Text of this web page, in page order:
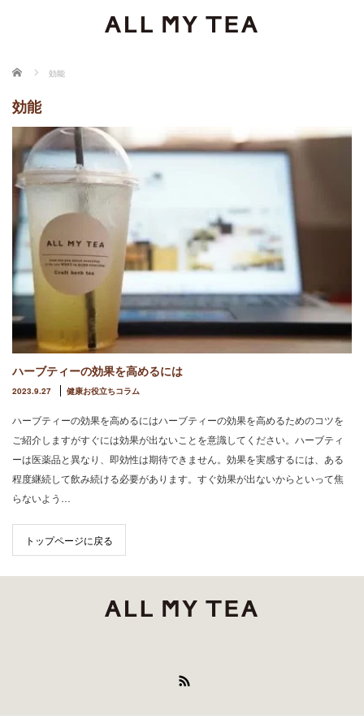
ホーム 効能
効能
ハーブティーの効果を高めるには
2023.9.27 健康お役立ちコラム
ハーブティーの効果を高めるにはハーブティーの効果を高めるためのコツを
ご紹介しますがすぐには効果が出ないことを意識してください。ハーブティ
ーは医薬品と異なり、即効性は期待できません。効果を実感するには、ある
程度継続して飲み続ける必要があります。すぐ効果が出ないからといって焦
らないよう…
トップページに戻る